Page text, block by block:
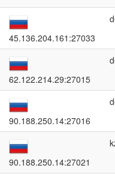
45.136.204.161:27033
62.122.214.29:27015
90.188.250.14:27016
90.188.250.14:27021